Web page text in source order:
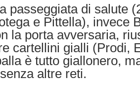
passeggiata di salute
e Pittella), invece
la porta avversaria,
cartellini gialli (Prodi,
è tutto giallonero,
altre reti.